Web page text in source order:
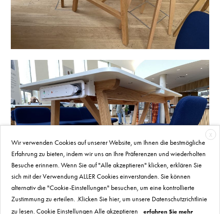
X
Wir verwenden Cookies auf unserer Website, um Ihnen die bestmögliche
Erfahrung zu bieten, indem wir uns an Ihre Präferenzen und wiederholten
Besuche erinnern. Wenn Sie auf "Alle akzeptieren" klicken, erklären Sie
sich mit der Verwendung ALLER Cookies einverstanden. Sie können
alternativ die "Cookie-Einstellungen" besuchen, um eine kontrollierte
Zustimmung zu erteilen. .Klicken Sie hier, um unsere Datenschutzrichtlinie
zu lesen. Cookie Einstellungen Alle akzeptieren
erfahren Sie mehr